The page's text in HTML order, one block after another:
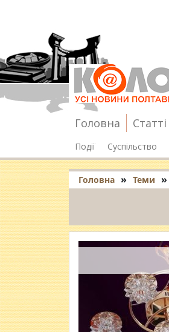
Головна Статті
Події Суспільство
Головна » Теми »